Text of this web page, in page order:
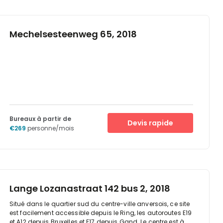
stratégique, au cœur du quartier d'affaires international
d'Anvers- À quelques minutes des superbes espaces verts
Mechelsesteenweg 65, 2018
Bureaux à partir de
€269 personne/mois
Devis rapide
Lange Lozanastraat 142 bus 2, 2018
Situé dans le quartier sud du centre-ville anversois, ce site
est facilement accessible depuis le Ring, les autoroutes E19